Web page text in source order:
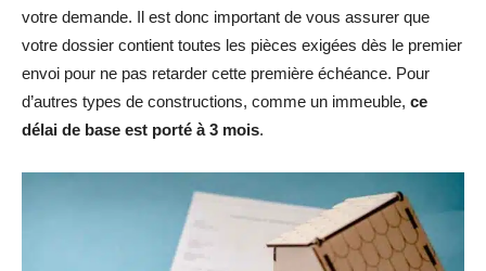
votre demande. Il est donc important de vous assurer que
votre dossier contient toutes les pièces exigées dès le premier
envoi pour ne pas retarder cette première échéance. Pour
d’autres types de constructions, comme un immeuble, ce
délai de base est porté à 3 mois.